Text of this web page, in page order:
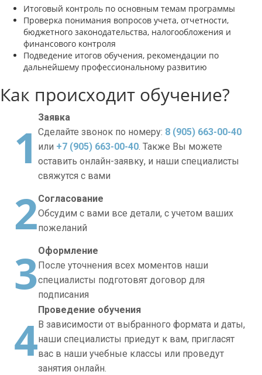
Итоговый контроль по основным темам программы
Проверка понимания вопросов учета, отчетности,
бюджетного законодательства, налогообложения и
финансового контроля
Подведение итогов обучения, рекомендации по
дальнейшему профессиональному развитию
Как происходит обучение?
1
Заявка
Сделайте звонок по номеру: 8 (905) 663-00-40
или +7 (905) 663-00-40. Также Вы можете
оставить онлайн-заявку, и наши специалисты
свяжутся с вами
2Согласование
Обсудим с вами все детали, с учетом ваших
пожеланий
3Оформление
После уточнения всех моментов наши
специалисты подготовят договор для
подписания
4
Проведение обучения
В зависимости от выбранного формата и даты,
наши специалисты приедут к вам, пригласят
вас в наши учебные классы или проведут
занятия онлайн.